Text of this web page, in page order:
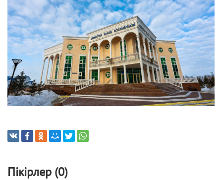
Пікірлер (0)